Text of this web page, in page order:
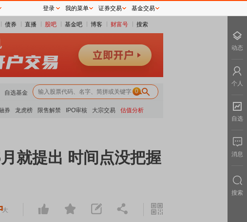
债券 直播 股吧 基金吧 博客 财富号 搜索
自选基金 0
券 龙虎榜 限售解禁 IPO审核 大宗交易 估值分析
就提出 时间点没把握
登录 我的菜单 证券交易 基金交易
动态
个人
自选
消息
搜索